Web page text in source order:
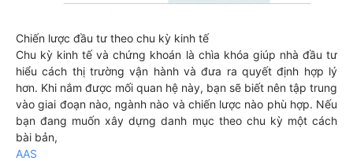
Chiến lược đầu tư theo chu kỳ kinh tế
Chu kỳ kinh tế và chứng khoán là chìa khóa giúp nhà đầu tư
hiểu cách thị trường vận hành và đưa ra quyết định hợp lý
hơn. Khi nắm được mối quan hệ này, bạn sẽ biết nên tập trung
vào giai đoạn nào, ngành nào và chiến lược nào phù hợp. Nếu
bạn đang muốn xây dựng danh mục theo chu kỳ một cách
bài bản,
AAS